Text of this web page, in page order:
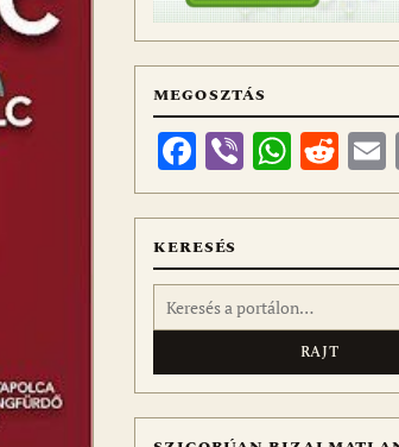
MEGOSZTÁS
Facebook
Viber
KERESÉS
Keresés: